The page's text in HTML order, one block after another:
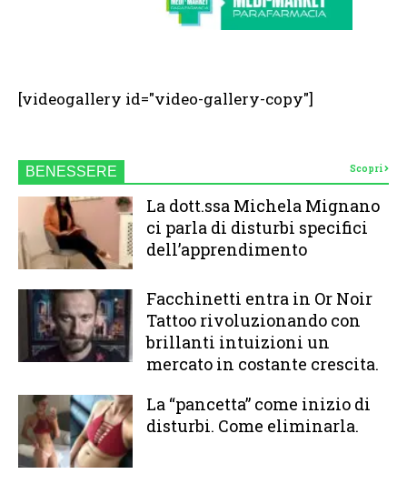
[videogallery id="video-gallery-copy"]
BENESSERE Scopri
La dott.ssa Michela Mignano
ci parla di disturbi specifici
dell’apprendimento
Facchinetti entra in Or Noir
Tattoo rivoluzionando con
brillanti intuizioni un
mercato in costante crescita.
La “pancetta” come inizio di
disturbi. Come eliminarla.